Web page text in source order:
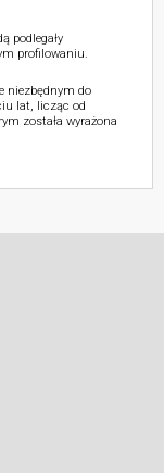
podlegały
profilowaniu.
niezbędnym do
lat, licząc od
została wyrażona